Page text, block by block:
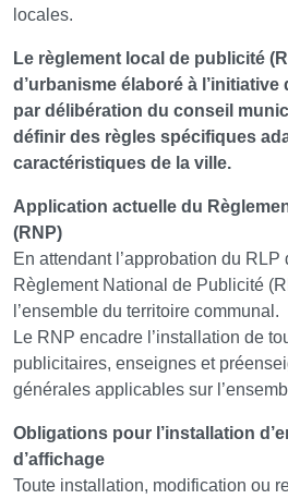
locales.
Le règlement local de publicité
d’urbanisme élaboré à
par délibération du conseil
définir des règles spécifiques
caractéristiques de la ville.
Application actuelle du
(RNP)
En attendant l’approbation du RLP
Règlement National de Publicité
l’ensemble du territoire communal.
Le RNP encadre l’installation de
publicitaires, enseignes et
générales applicables sur
Obligations pour l’installation
d’affichage
Toute installation, modification ou